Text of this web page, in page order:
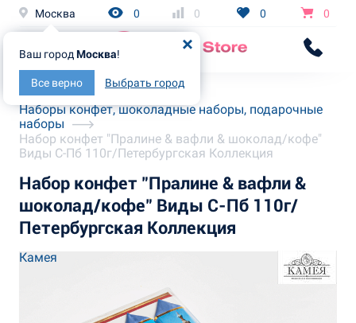
Москва
Ваш город Москва!
Все верно Выбрать город
0 0 0 0
Главная
Каталог
Наборы конфет, шоколадные наборы, подарочные
наборы
Набор конфет "Пралине & вафли & шоколад/кофе"
Виды С-Пб 110г/Петербургская Коллекция
Набор конфет "Пралине & вафли &
шоколад/кофе" Виды С-Пб 110г/
Петербургская Коллекция
Камея